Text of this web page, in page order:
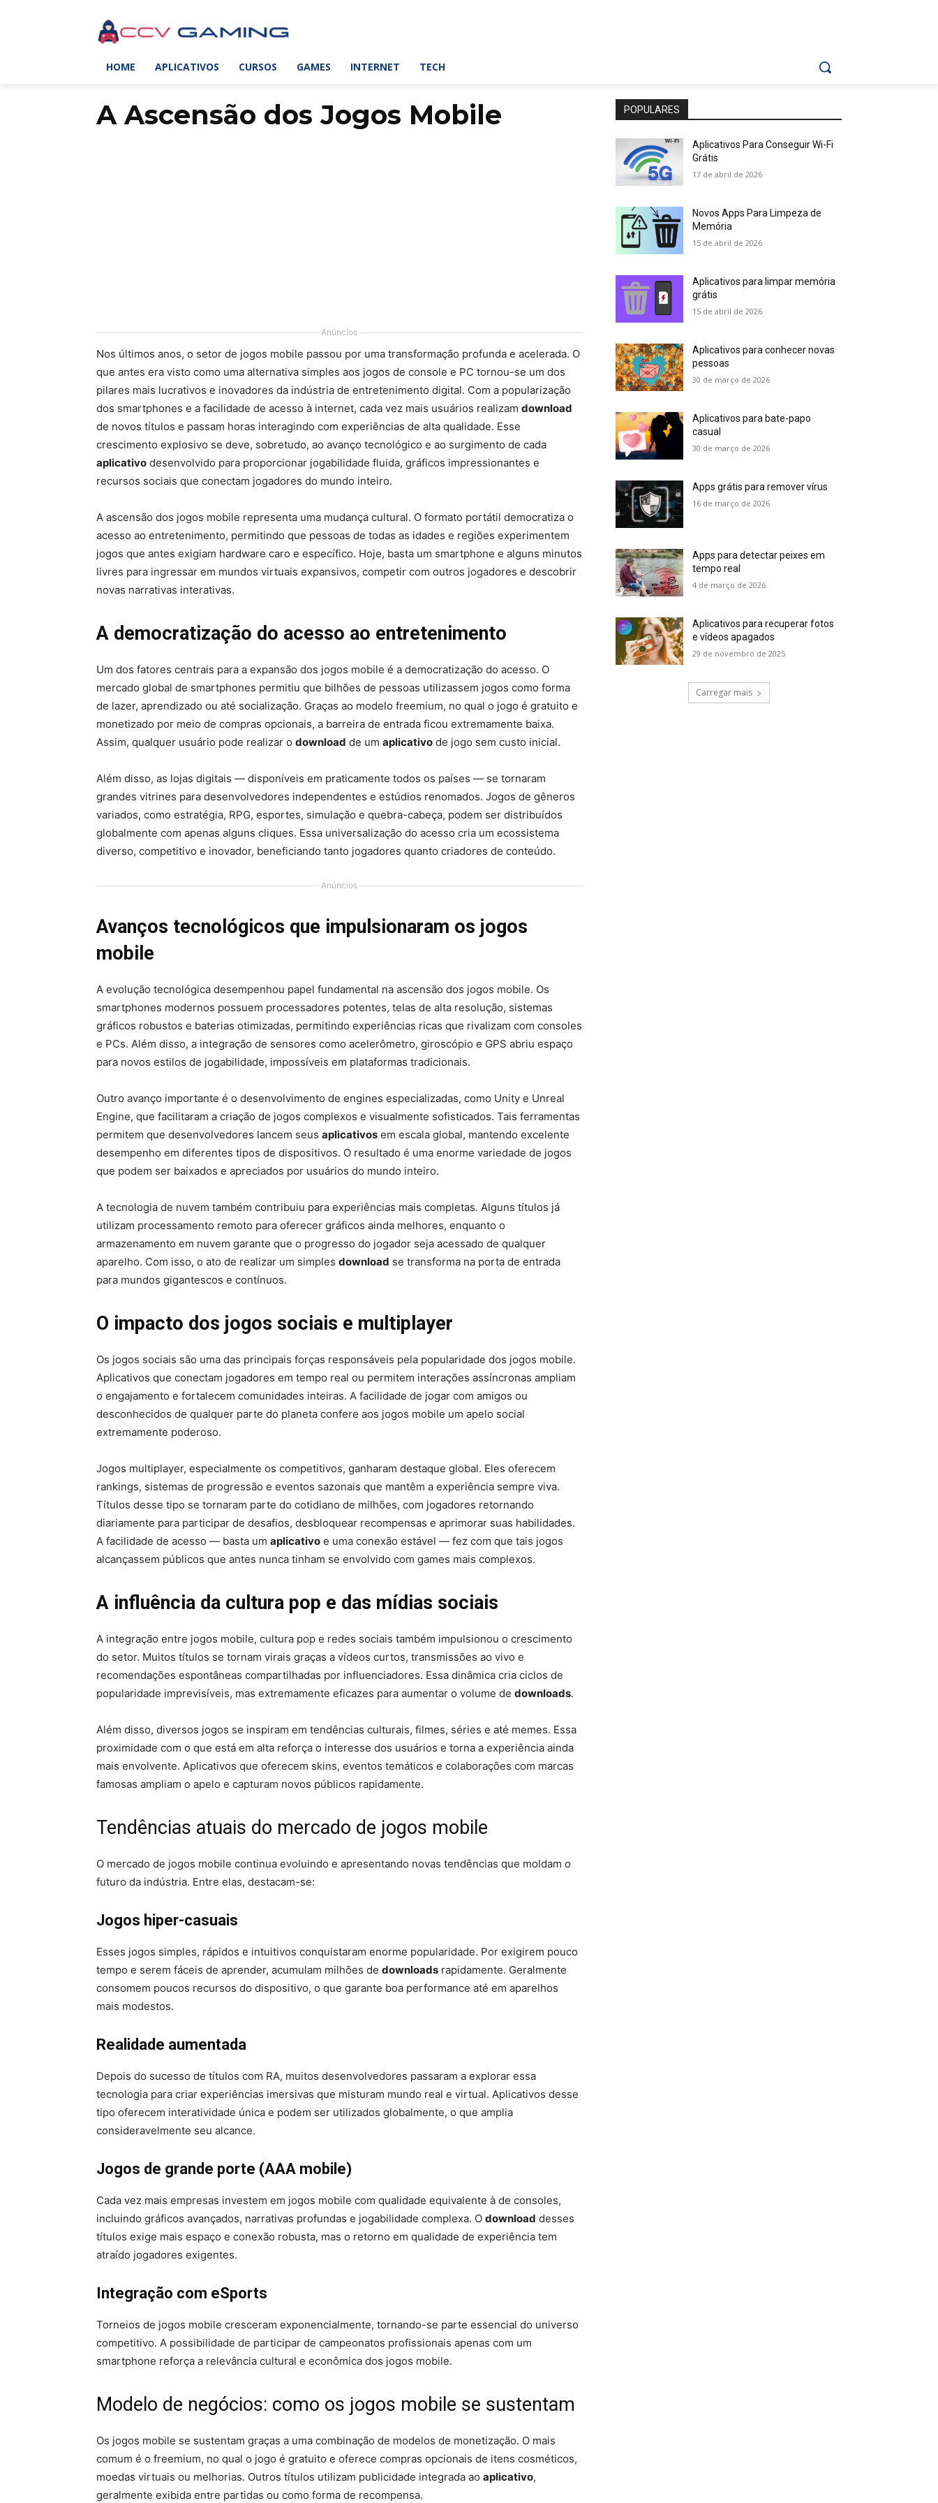
HOME APLICATIVOS CURSOS GAMES INTERNET TECH
A Ascensão dos Jogos Mobile
Anúncios
Nos últimos anos, o setor de jogos mobile passou por uma transformação profunda e acelerada. O
que antes era visto como uma alternativa simples aos jogos de console e PC tornou-se um dos
pilares mais lucrativos e inovadores da indústria de entretenimento digital. Com a popularização
dos smartphones e a facilidade de acesso à internet, cada vez mais usuários realizam download
de novos títulos e passam horas interagindo com experiências de alta qualidade. Esse
crescimento explosivo se deve, sobretudo, ao avanço tecnológico e ao surgimento de cada
aplicativo desenvolvido para proporcionar jogabilidade fluida, gráficos impressionantes e
recursos sociais que conectam jogadores do mundo inteiro.
A ascensão dos jogos mobile representa uma mudança cultural. O formato portátil democratiza o
acesso ao entretenimento, permitindo que pessoas de todas as idades e regiões experimentem
jogos que antes exigiam hardware caro e específico. Hoje, basta um smartphone e alguns minutos
livres para ingressar em mundos virtuais expansivos, competir com outros jogadores e descobrir
novas narrativas interativas.
A democratização do acesso ao entretenimento
Um dos fatores centrais para a expansão dos jogos mobile é a democratização do acesso. O
mercado global de smartphones permitiu que bilhões de pessoas utilizassem jogos como forma
de lazer, aprendizado ou até socialização. Graças ao modelo freemium, no qual o jogo é gratuito e
monetizado por meio de compras opcionais, a barreira de entrada ficou extremamente baixa.
Assim, qualquer usuário pode realizar o download de um aplicativo de jogo sem custo inicial.
Além disso, as lojas digitais — disponíveis em praticamente todos os países — se tornaram
grandes vitrines para desenvolvedores independentes e estúdios renomados. Jogos de gêneros
variados, como estratégia, RPG, esportes, simulação e quebra-cabeça, podem ser distribuídos
globalmente com apenas alguns cliques. Essa universalização do acesso cria um ecossistema
diverso, competitivo e inovador, beneficiando tanto jogadores quanto criadores de conteúdo.
Anúncios
Avanços tecnológicos que impulsionaram os jogos
mobile
A evolução tecnológica desempenhou papel fundamental na ascensão dos jogos mobile. Os
smartphones modernos possuem processadores potentes, telas de alta resolução, sistemas
gráficos robustos e baterias otimizadas, permitindo experiências ricas que rivalizam com consoles
e PCs. Além disso, a integração de sensores como acelerômetro, giroscópio e GPS abriu espaço
para novos estilos de jogabilidade, impossíveis em plataformas tradicionais.
Outro avanço importante é o desenvolvimento de engines especializadas, como Unity e Unreal
Engine, que facilitaram a criação de jogos complexos e visualmente sofisticados. Tais ferramentas
permitem que desenvolvedores lancem seus aplicativos em escala global, mantendo excelente
desempenho em diferentes tipos de dispositivos. O resultado é uma enorme variedade de jogos
que podem ser baixados e apreciados por usuários do mundo inteiro.
A tecnologia de nuvem também contribuiu para experiências mais completas. Alguns títulos já
utilizam processamento remoto para oferecer gráficos ainda melhores, enquanto o
armazenamento em nuvem garante que o progresso do jogador seja acessado de qualquer
aparelho. Com isso, o ato de realizar um simples download se transforma na porta de entrada
para mundos gigantescos e contínuos.
O impacto dos jogos sociais e multiplayer
Os jogos sociais são uma das principais forças responsáveis pela popularidade dos jogos mobile.
Aplicativos que conectam jogadores em tempo real ou permitem interações assíncronas ampliam
o engajamento e fortalecem comunidades inteiras. A facilidade de jogar com amigos ou
desconhecidos de qualquer parte do planeta confere aos jogos mobile um apelo social
extremamente poderoso.
Jogos multiplayer, especialmente os competitivos, ganharam destaque global. Eles oferecem
rankings, sistemas de progressão e eventos sazonais que mantêm a experiência sempre viva.
Títulos desse tipo se tornaram parte do cotidiano de milhões, com jogadores retornando
diariamente para participar de desafios, desbloquear recompensas e aprimorar suas habilidades.
A facilidade de acesso — basta um aplicativo e uma conexão estável — fez com que tais jogos
alcançassem públicos que antes nunca tinham se envolvido com games mais complexos.
A influência da cultura pop e das mídias sociais
A integração entre jogos mobile, cultura pop e redes sociais também impulsionou o crescimento
do setor. Muitos títulos se tornam virais graças a vídeos curtos, transmissões ao vivo e
recomendações espontâneas compartilhadas por influenciadores. Essa dinâmica cria ciclos de
popularidade imprevisíveis, mas extremamente eficazes para aumentar o volume de downloads.
Além disso, diversos jogos se inspiram em tendências culturais, filmes, séries e até memes. Essa
proximidade com o que está em alta reforça o interesse dos usuários e torna a experiência ainda
mais envolvente. Aplicativos que oferecem skins, eventos temáticos e colaborações com marcas
famosas ampliam o apelo e capturam novos públicos rapidamente.
Tendências atuais do mercado de jogos mobile
O mercado de jogos mobile continua evoluindo e apresentando novas tendências que moldam o
futuro da indústria. Entre elas, destacam-se:
Jogos hiper-casuais
Esses jogos simples, rápidos e intuitivos conquistaram enorme popularidade. Por exigirem pouco
tempo e serem fáceis de aprender, acumulam milhões de downloads rapidamente. Geralmente
consomem poucos recursos do dispositivo, o que garante boa performance até em aparelhos
mais modestos.
Realidade aumentada
Depois do sucesso de títulos com RA, muitos desenvolvedores passaram a explorar essa
tecnologia para criar experiências imersivas que misturam mundo real e virtual. Aplicativos desse
tipo oferecem interatividade única e podem ser utilizados globalmente, o que amplia
consideravelmente seu alcance.
Jogos de grande porte (AAA mobile)
Cada vez mais empresas investem em jogos mobile com qualidade equivalente à de consoles,
incluindo gráficos avançados, narrativas profundas e jogabilidade complexa. O download desses
títulos exige mais espaço e conexão robusta, mas o retorno em qualidade de experiência tem
atraído jogadores exigentes.
Integração com eSports
Torneios de jogos mobile cresceram exponencialmente, tornando-se parte essencial do universo
competitivo. A possibilidade de participar de campeonatos profissionais apenas com um
smartphone reforça a relevância cultural e econômica dos jogos mobile.
Modelo de negócios: como os jogos mobile se sustentam
Os jogos mobile se sustentam graças a uma combinação de modelos de monetização. O mais
comum é o freemium, no qual o jogo é gratuito e oferece compras opcionais de itens cosméticos,
moedas virtuais ou melhorias. Outros títulos utilizam publicidade integrada ao aplicativo,
geralmente exibida entre partidas ou como forma de recompensa.
POPULARES
Aplicativos Para Conseguir Wi-Fi
Grátis
17 de abril de 2026
Novos Apps Para Limpeza de
Memória
15 de abril de 2026
Aplicativos para limpar memória
grátis
15 de abril de 2026
Aplicativos para conhecer novas
pessoas
30 de março de 2026
Aplicativos para bate-papo
casual
30 de março de 2026
Apps grátis para remover vírus
16 de março de 2026
Apps para detectar peixes em
tempo real
4 de março de 2026
Aplicativos para recuperar fotos
e vídeos apagados
29 de novembro de 2025
Carregar mais